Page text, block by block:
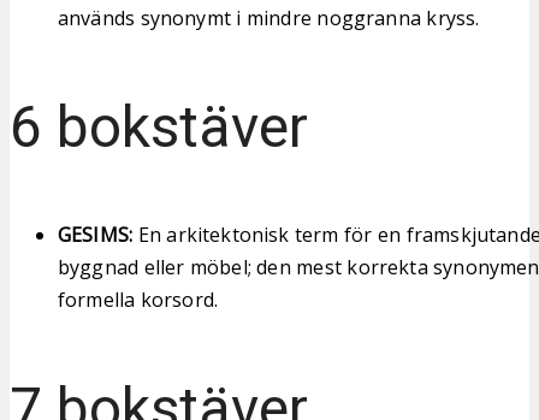
används synonymt i mindre noggranna kryss.
6 bokstäver
GESIMS: En arkitektonisk term för en
byggnad eller möbel; den mest korrekta
formella korsord.